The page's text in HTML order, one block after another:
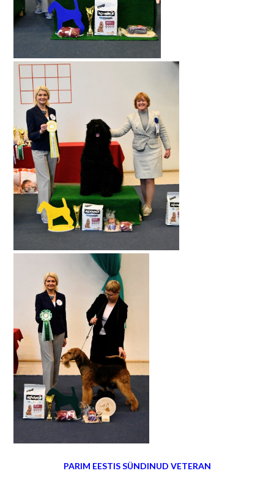
PARIM EESTIS SÜNDINUD VETERAN